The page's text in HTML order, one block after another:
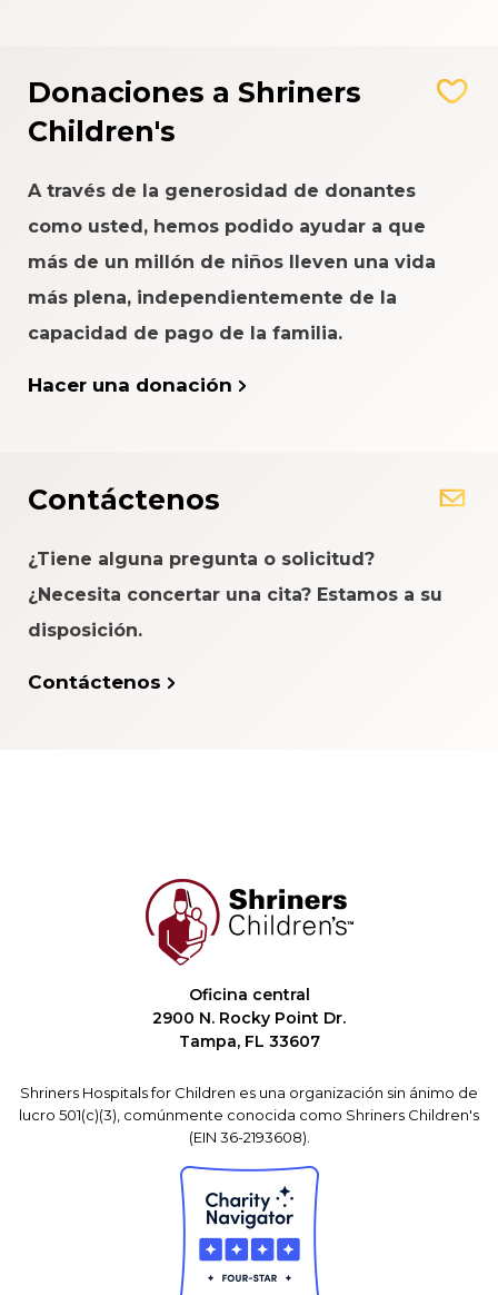
Donaciones a Shriners
Children's
A través de la generosidad de donantes
como usted, hemos podido ayudar a que
más de un millón de niños lleven una vida
más plena, independientemente de la
capacidad de pago de la familia.
Hacer una donación
Contáctenos
¿Tiene alguna pregunta o solicitud?
¿Necesita concertar una cita? Estamos a su
disposición.
Contáctenos
Oficina central
2900 N. Rocky Point Dr.
Tampa, FL 33607
Shriners Hospitals for Children es una organización sin ánimo de
lucro 501(c)(3), comúnmente conocida como Shriners Children's
(EIN 36-2193608).